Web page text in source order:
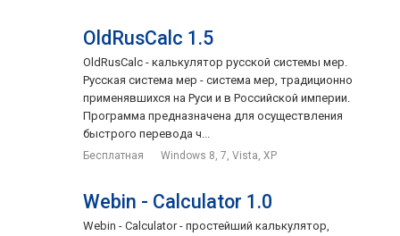
OldRusCalc 1.5
OldRusCalc - калькулятор русской системы мер.
Русская система мер - система мер, традиционно
применявшихся на Руси и в Российской империи.
Программа предназначена для осуществления
быстрого перевода ч...
Бесплатная Windows 8, 7, Vista, XP
Webin - Calculator 1.0
Webin - Calculator - простейший калькулятор,